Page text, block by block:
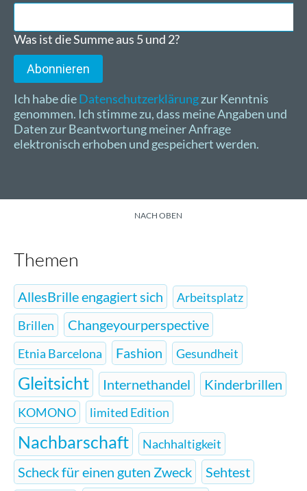
Was ist die Summe aus 5 und 2?
Abonnieren
Ich habe dieDatenschutzerklärungzur Kenntnis
genommen. Ich stimme zu, dass meine Angaben und
Daten zur Beantwortung meiner Anfrage
elektronisch erhoben und gespeichert werden.
NACH OBEN
Themen
AllesBrille engagiert sich
Arbeitsplatz
Brillen
Changeyourperspective
Etnia Barcelona Fashion Gesundheit
Gleitsicht Internethandel Kinderbrillen
KOMONO limited Edition
Nachbarschaft Nachhaltigkeit
Scheck für einen guten Zweck Sehtest